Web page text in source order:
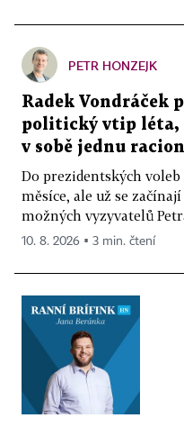
PETR HONZEJK
Radek Vondráček
politický vtip léta,
v sobě jednu
Do prezidentských
měsíce, ale už se
možných vyzyvatelů
10. 8. 2026 ▪ 3 min. čtení